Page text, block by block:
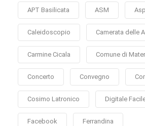
APT Basilicata ASM Asp
Caleidoscopio Camerata delle
Carmine Cicala Comune di
Concerto Convegno
Cosimo Latronico Digitale
Facebook Ferrandina